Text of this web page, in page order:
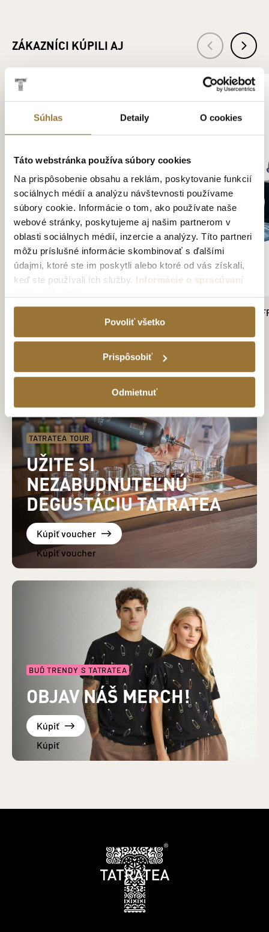
Súhlas Detaily O cookies
Táto webstránka používa súbory cookies
Na prispôsobenie obsahu a reklám, poskytovanie funkcií
sociálnych médií a analýzu návštevnosti používame
súbory cookie. Informácie o tom, ako používate naše
webové stránky, poskytujeme aj našim partnerom v
oblasti sociálnych médií, inzercie a analýzy. Títo partneri
môžu príslušné informácie skombinovať s ďalšími
údajmi, ktoré ste im poskytli alebo ktoré od vás získali,
keď ste používali ich služby. Informácie o spracúvaní
Povoliť všetko
Prispôsobiť
Odmietnuť
ZÁKAZNÍCI KÚPILI AJ
TATRANSKÁ BOROVIČKA S HORCOM 40
11.49€
TRIČKO DRINK
11.99€
TATRATEA TOUR
UŽITE SI
NEZABUDNUTEĽNÚ
DEGUSTÁCIU TATRATEA
Kúpiť voucher
BUĎ TRENDY S TATRATEA
OBJAV NÁŠ MERCH!
Kúpiť